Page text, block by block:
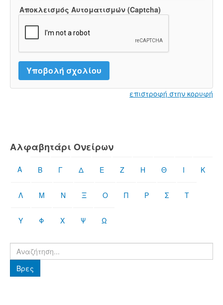
Αποκλεισμός Αυτοματισμών (Captcha)
επιστροφή στην κορυφή
Αλφαβητάρι Ονείρων
Α Β Γ Δ Ε Ζ Η Θ Ι Κ
Λ Μ Ν Ξ Ο Π Ρ Σ Τ
Υ Φ Χ Ψ Ω
Βρες
Βρες